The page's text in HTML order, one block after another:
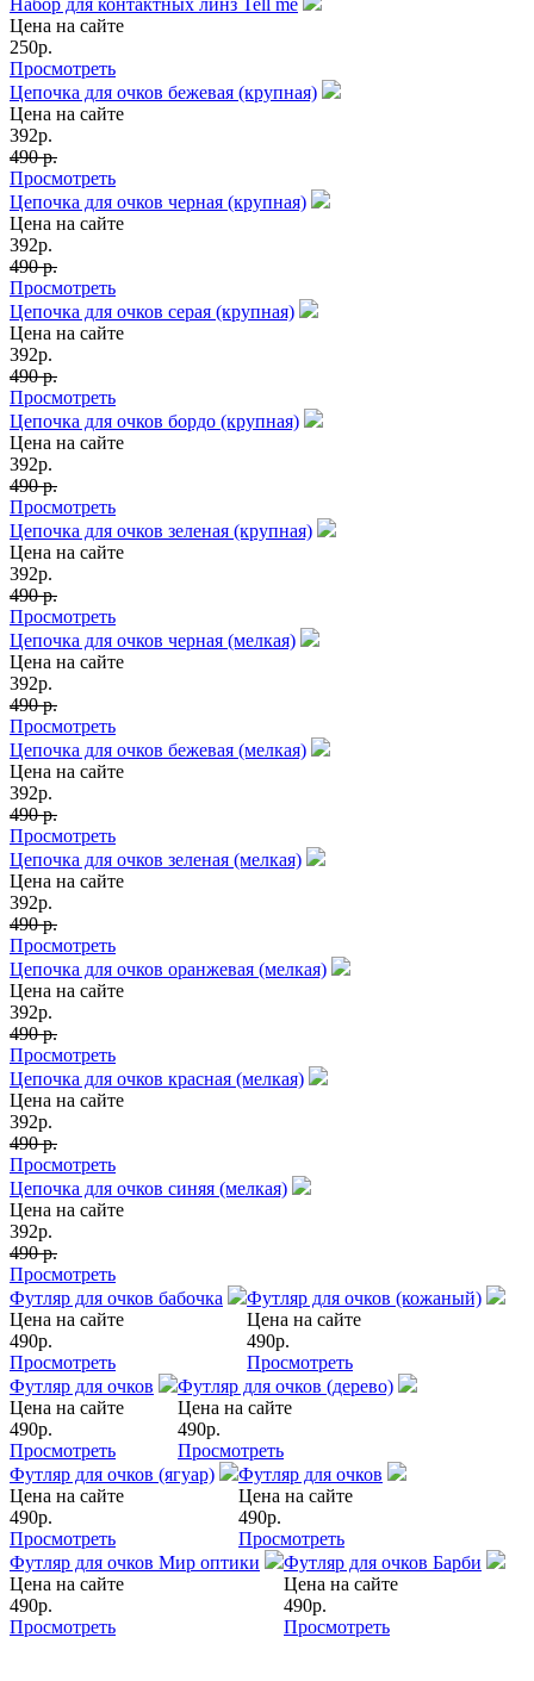
Цена на сайте
250р.
Просмотреть
Цепочка для очков бежевая (крупная)
Цена на сайте
392р.
490 р.
Просмотреть
Цепочка для очков черная (крупная)
Цена на сайте
392р.
490 р.
Просмотреть
Цепочка для очков серая (крупная)
Цена на сайте
392р.
490 р.
Просмотреть
Цепочка для очков бордо (крупная)
Цена на сайте
392р.
490 р.
Просмотреть
Цепочка для очков зеленая (крупная)
Цена на сайте
392р.
490 р.
Просмотреть
Цепочка для очков черная (мелкая)
Цена на сайте
392р.
490 р.
Просмотреть
Цепочка для очков бежевая (мелкая)
Цена на сайте
392р.
490 р.
Просмотреть
Цепочка для очков зеленая (мелкая)
Цена на сайте
392р.
490 р.
Просмотреть
Цепочка для очков оранжевая (мелкая)
Цена на сайте
392р.
490 р.
Просмотреть
Цепочка для очков красная (мелкая)
Цена на сайте
392р.
490 р.
Просмотреть
Цепочка для очков синяя (мелкая)
Цена на сайте
392р.
490 р.
Просмотреть
Футляр для очков бабочка
Цена на сайте
490р.
Просмотреть
Футляр для очков (кожаный)
Цена на сайте
490р.
Просмотреть
Футляр для очков
Цена на сайте
490р.
Просмотреть
Футляр для очков (дерево)
Цена на сайте
490р.
Просмотреть
Футляр для очков (ягуар)
Цена на сайте
490р.
Просмотреть
Футляр для очков
Цена на сайте
490р.
Просмотреть
Футляр для очков Мир оптики
Цена на сайте
490р.
Просмотреть
Футляр для очков Барби
Цена на сайте
490р.
Просмотреть